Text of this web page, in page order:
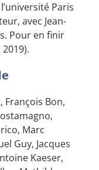
Paris
avec Jean-
Pour en finir
François Bon,
Marc
Guy, Jacques
Kaeser,